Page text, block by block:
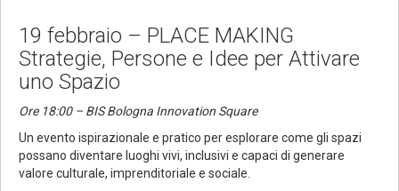
19 febbraio – PLACE MAKING
Strategie, Persone e Idee per Attivare
uno Spazio
Ore 18:00 – BIS Bologna Innovation Square
Un evento ispirazionale e pratico per esplorare come gli spazi
possano diventare luoghi vivi, inclusivi e capaci di generare
valore culturale, imprenditoriale e sociale.